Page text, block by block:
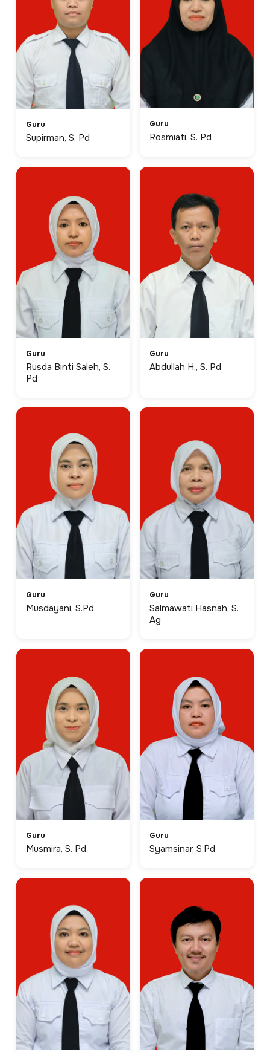
Guru
Supirman, S. Pd
Guru
Rosmiati, S. Pd
Guru
Rusda Binti Saleh, S.
Pd
Guru
Abdullah H., S. Pd
Guru
Musdayani, S.Pd
Guru
Salmawati Hasnah, S.
Ag
Guru
Musmira, S. Pd
Guru
Syamsinar, S.Pd